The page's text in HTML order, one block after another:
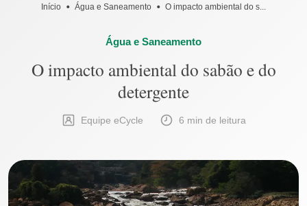
Início Água e Saneamento O impacto ambiental do s...
Água e Saneamento
O impacto ambiental do sabão e do
detergente
Equipe eCycle 6 min de leitura